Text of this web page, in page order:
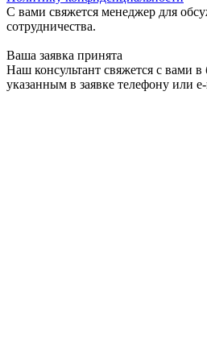
С вами свяжется менеджер для
сотрудничества.
Ваша заявка принята
Наш консультант свяжется с вами
указанным в заявке телефону или